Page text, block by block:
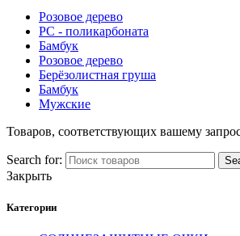
Розовое дерево
PC - поликарбоната
Бамбук
Розовое дерево
Берёзолистная груша
Бамбук
Мужские
Товаров, соответствующих вашему
Search for:
Закрыть
Категории